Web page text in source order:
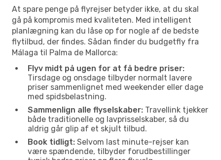
At spare penge på flyrejser betyder ikke, at du skal
gå på kompromis med kvaliteten. Med intelligent
planlægning kan du låse op for nogle af de bedste
flytilbud, der findes. Sådan finder du budgetfly fra
Málaga til Palma de Mallorca:
Flyv midt på ugen for at få bedre priser:
Tirsdage og onsdage tilbyder normalt lavere
priser sammenlignet med weekender eller dage
med spidsbelastning.
Sammenlign alle flyselskaber: Travellink tjekker
både traditionelle og lavprisselskaber, så du
aldrig går glip af et skjult tilbud.
Book tidligt: Selvom last minute-rejser kan
være spændende, tilbyder forudbestillinger